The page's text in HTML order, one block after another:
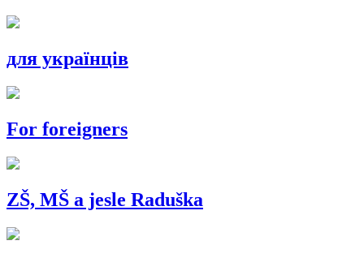
для українців
For foreigners
ZŠ, MŠ a jesle Raduška